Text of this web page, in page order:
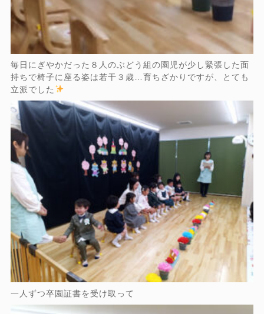
毎日にぎやかだった８人のぶどう組の園児が少し緊張した面
持ちで椅子に座る姿は若干３歳…育ちざかりですが、とても
立派でした
一人ずつ卒園証書を受け取って